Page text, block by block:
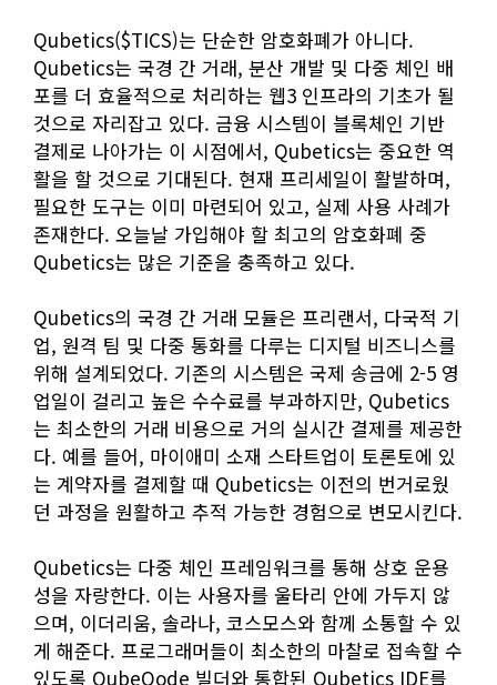
Qubetics($TICS)는 단순한 암호화폐가 아니다.
Qubetics는 국경 간 거래, 분산 개발 및 다중 체인 배
포를 더 효율적으로 처리하는 웹3 인프라의 기초가 될
것으로 자리잡고 있다. 금융 시스템이 블록체인 기반
결제로 나아가는 이 시점에서, Qubetics는 중요한 역
활을 할 것으로 기대된다. 현재 프리세일이 활발하며,
필요한 도구는 이미 마련되어 있고, 실제 사용 사례가
존재한다. 오늘날 가입해야 할 최고의 암호화폐 중
Qubetics는 많은 기준을 충족하고 있다.
Qubetics의 국경 간 거래 모듈은 프리랜서, 다국적 기
업, 원격 팀 및 다중 통화를 다루는 디지털 비즈니스를
위해 설계되었다. 기존의 시스템은 국제 송금에 2-5 영
업일이 걸리고 높은 수수료를 부과하지만, Qubetics
는 최소한의 거래 비용으로 거의 실시간 결제를 제공한
다. 예를 들어, 마이애미 소재 스타트업이 토론토에 있
는 계약자를 결제할 때 Qubetics는 이전의 번거로웠
던 과정을 원활하고 추적 가능한 경험으로 변모시킨다.
Qubetics는 다중 체인 프레임워크를 통해 상호 운용
성을 자랑한다. 이는 사용자를 울타리 안에 가두지 않
으며, 이더리움, 솔라나, 코스모스와 함께 소통할 수 있
게 해준다. 프로그래머들이 최소한의 마찰로 접속할 수
있도록 QubeQode 빌더와 통합된 Qubetics IDE를